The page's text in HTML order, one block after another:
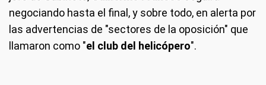
negociando hasta el final, y sobre todo, en alerta por
las advertencias de "sectores de la oposición" que
llamaron como "el club del helicópero".